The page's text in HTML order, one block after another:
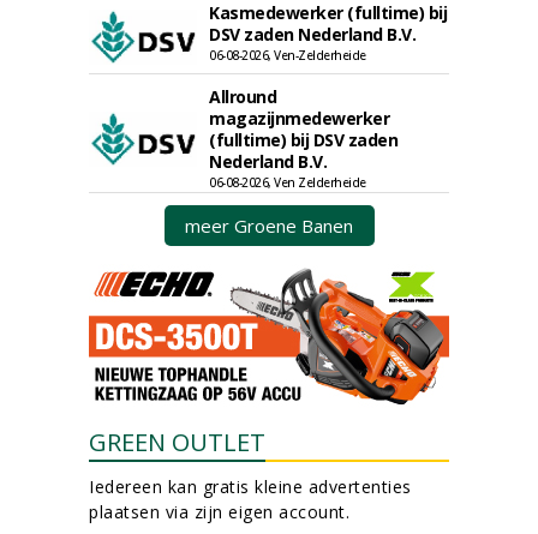
Kasmedewerker (fulltime) bij
DSV zaden Nederland B.V.
06-08-2026, Ven-Zelderheide
Allround
magazijnmedewerker
(fulltime) bij DSV zaden
Nederland B.V.
06-08-2026, Ven Zelderheide
meer Groene Banen
GREEN OUTLET
Iedereen kan gratis kleine advertenties
plaatsen via zijn eigen account.